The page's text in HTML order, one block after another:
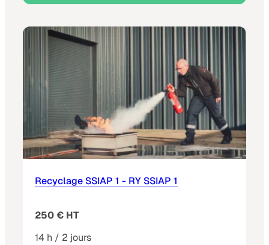
Recyclage SSIAP 1 - RY SSIAP 1
250 € HT
14 h / 2 jours